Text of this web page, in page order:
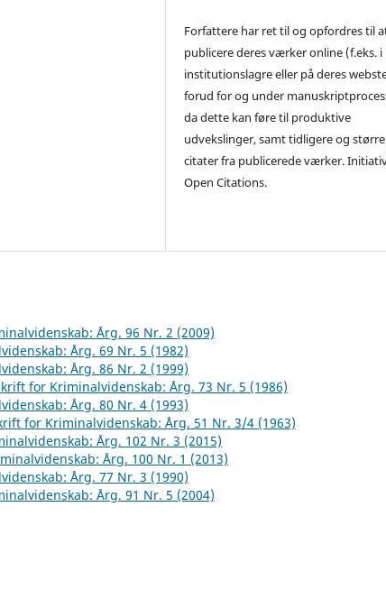
Forfattere har ret til og opfordres til
publicere deres værker online (f.eks. i
institutionslagre eller på deres
forud for og under
da dette kan føre til produktive
udvekslinger, samt tidligere og større
citater fra publicerede værker.
Open Citations.
Årg. 96 Nr. 2 (2009)
Årg. 69 Nr. 5 (1982)
Årg. 86 Nr. 2 (1999)
for Kriminalvidenskab: Årg. 73 Nr. 5 (1986)
Årg. 80 Nr. 4 (1993)
for Kriminalvidenskab: Årg. 51 Nr. 3/4 (1963)
Årg. 102 Nr. 3 (2015)
Årg. 100 Nr. 1 (2013)
Årg. 77 Nr. 3 (1990)
Årg. 91 Nr. 5 (2004)